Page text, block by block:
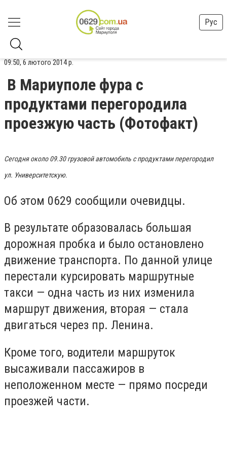
Рус
09:50, 6 лютого 2014 р.
В Мариуполе фура с
продуктами перегородила
проезжую часть (Фотофакт)
Сегодня около 09.30 грузовой автомобиль с продуктами перегородил
ул. Университетскую.
Об этом 0629 сообщили очевидцы.
В результате образовалась большая
дорожная пробка и было остановлено
движение транспорта. По данной улице
перестали курсировать маршрутные
такси — одна часть из них изменила
маршрут движения, вторая — стала
двигаться через пр. Ленина.
Кроме того, водители маршруток
высаживали пассажиров в
неположенном месте — прямо посреди
проезжей части.